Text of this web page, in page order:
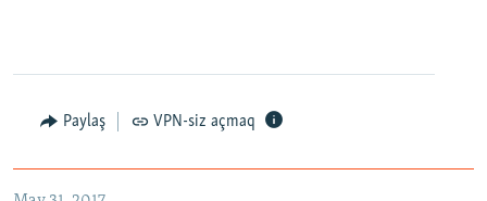
Paylaş VPN-siz açmaq